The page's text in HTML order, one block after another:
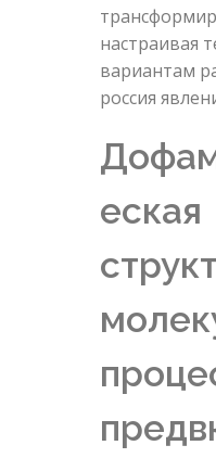
настраивая
вариантам
россия
еская